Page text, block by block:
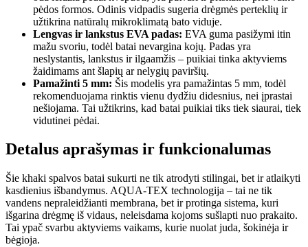
pėdos formos. Odinis vidpadis sugeria drėgmės perteklių ir
užtikrina natūralų mikroklimatą bato viduje.
Lengvas ir lankstus EVA padas: EVA guma pasižymi itin
mažu svoriu, todėl batai nevargina kojų. Padas yra
neslystantis, lankstus ir ilgaamžis – puikiai tinka aktyviems
žaidimams ant šlapių ar nelygių paviršių.
Pamažinti 5 mm: Šis modelis yra pamažintas 5 mm, todėl
rekomenduojama rinktis vienu dydžiu didesnius, nei įprastai
nešiojama. Tai užtikrins, kad batai puikiai tiks tiek siaurai, tiek
vidutinei pėdai.
Detalus aprašymas ir funkcionalumas
Šie khaki spalvos batai sukurti ne tik atrodyti stilingai, bet ir atlaikyti
kasdienius išbandymus. AQUA-TEX technologija – tai ne tik
vandens nepraleidžianti membrana, bet ir protinga sistema, kuri
išgarina drėgmę iš vidaus, neleisdama kojoms sušlapti nuo prakaito.
Tai ypač svarbu aktyviems vaikams, kurie nuolat juda, šokinėja ir
bėgioja.